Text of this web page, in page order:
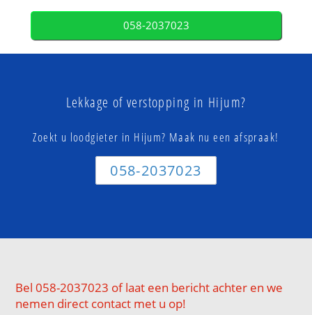
058-2037023
Lekkage of verstopping in Hijum?
Zoekt u loodgieter in Hijum? Maak nu een afspraak!
058-2037023
Bel 058-2037023 of laat een bericht achter en we
nemen direct contact met u op!